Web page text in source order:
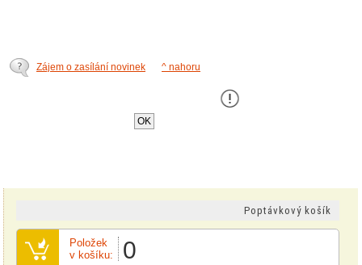
Zájem o zasílání novinek ^ nahoru
OK
Poptávkový košík
Položek
v košíku:
0